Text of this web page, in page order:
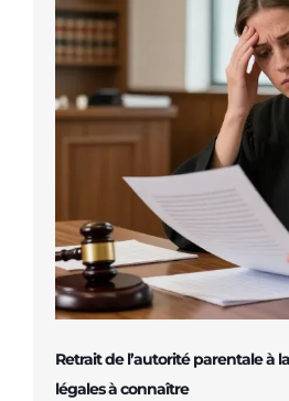
Retrait de l’autorité parentale à
légales à connaître